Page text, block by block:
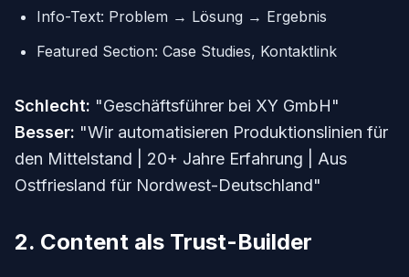
Info-Text: Problem → Lösung → Ergebnis
Featured Section: Case Studies, Kontaktlink
Schlecht: "Geschäftsführer bei XY GmbH"
Besser: "Wir automatisieren Produktionslinien für
den Mittelstand | 20+ Jahre Erfahrung | Aus
Ostfriesland für Nordwest-Deutschland"
2. Content als Trust-Builder